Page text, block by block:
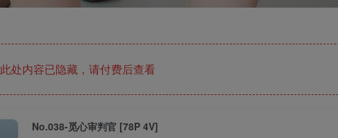
此处内容已隐藏，请付费后查看
No.038-觅心审判官 [78P 4V]